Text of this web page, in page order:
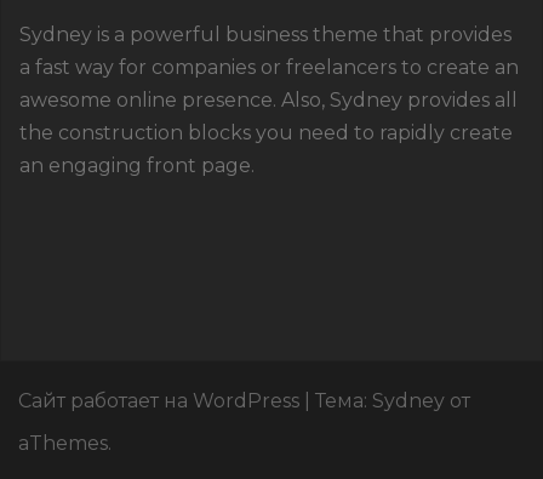
Sydney is a powerful business theme that provides
a fast way for companies or freelancers to create an
awesome online presence. Also, Sydney provides all
the construction blocks you need to rapidly create
an engaging front page.
Сайт работает на WordPress Тема: Sydney от
aThemes.